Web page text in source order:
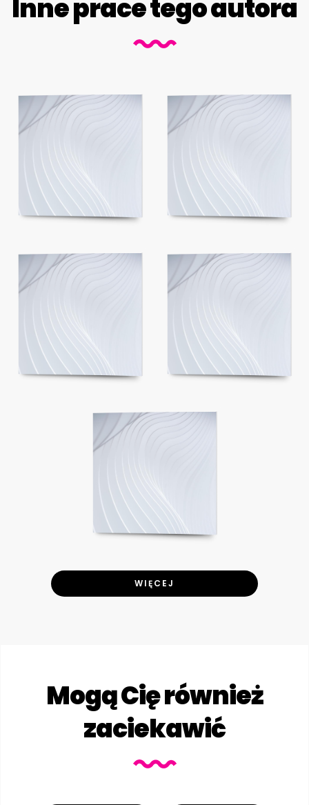
Inne prace tego autora
WIĘCEJ
Mogą Cię również
zaciekawić